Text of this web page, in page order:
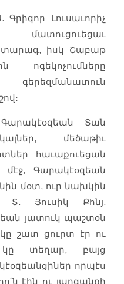
Գրիգոր Լուսաւորիչ
իսկ Շաբաթ
ոգեկոչումները
Գարակէօզեան Տան
մեծաթիւ
հաւաքուեցան
մէջ, Գարակէօզեան
մօտ, ուր նախկին
Տ. Յուսիկ Քհնյ.
յատուկ պաշտօն
շատ ցուրտ էր ու
տեղար, բայց
որպէս
էին ու յարգանքի